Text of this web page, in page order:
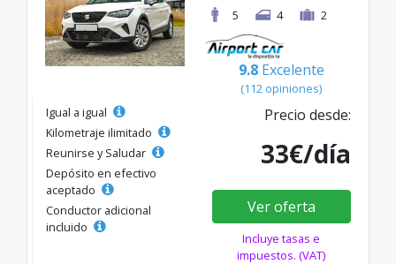
5
4 2
9.8 Excelente
(112 opiniones)
Igual a igual
Kilometraje ilimitado
Reunirse y Saludar
Depósito en efectivo
aceptado
Conductor adicional
incluido
Precio desde:
33€/día
Ver oferta
Incluye tasas e
impuestos. (VAT)